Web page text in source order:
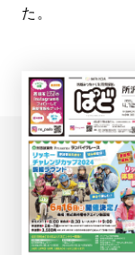
た。